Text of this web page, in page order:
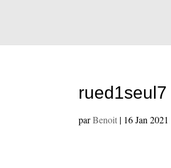
rued1seul7
parBenoit | 16 Jan 2021